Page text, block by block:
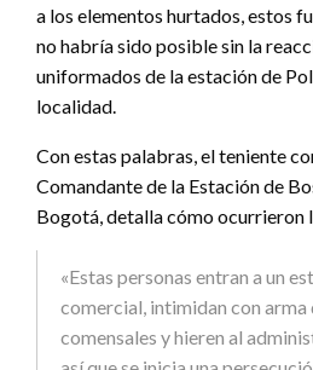
a los elementos hurtados, estos
no habría sido posible sin la
uniformados de la estación de
localidad.
Con estas palabras, el teniente
Comandante de la Estación de
Bogotá, detalla cómo ocurrieron
«Estas personas entran a un
comercial, intimidan con arma
comensales y hieren al